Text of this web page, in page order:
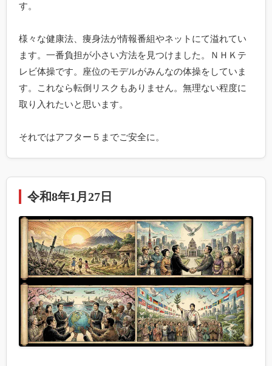
す。
様々な健康法、痩身法が情報番組やネットにて溢れてい
ます。一番負担が小さい方法を見つけました。ＮＨＫテ
レビ体操です。座位のモデルがみんなの体操をしていま
す。これなら転倒リスクもありません。無理ない程度に
取り入れたいと思います。
それではアフター５までご安全に。
令和8年1月27日